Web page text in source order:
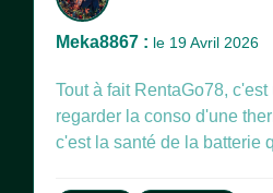
Meka8867 : le 19 Avril 2026
Tout à fait RentaGo78,
regarder la conso d'une
c'est la santé de la batterie